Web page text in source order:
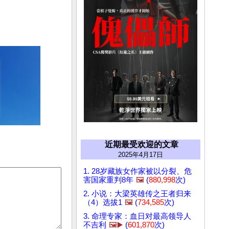
近期最受欢迎的文章
2025年4月17日
1. 28岁藏族女作家被以分裂、危
害国家重判8年 🖼️ (880,998次)
2. 小说：大梁英雄传之王者归来
（4）选拔1 🖼️ (734,585次)
3. 命理专家：血日对最高领导人
不吉利 🖼️▶️ (601,870次)